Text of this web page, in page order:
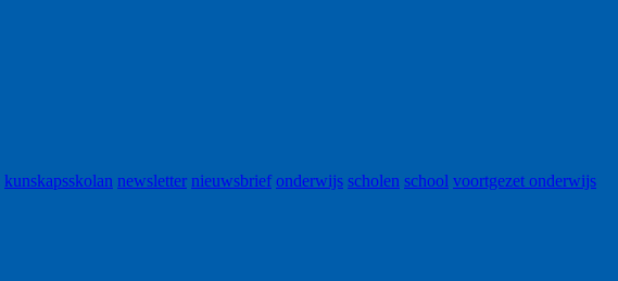
kunskapsskolan newsletter nieuwsbrief onderwijs scholen school voortgezet onderwijs